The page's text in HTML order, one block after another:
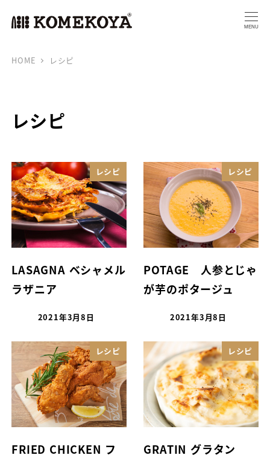
MENU
HOME レシピ
レシピ
レシピ
LASAGNA ベシャメル
ラザニア
2021年3月8日
レシピ
POTAGE 人参とじゃ
が芋のポタージュ
2021年3月8日
レシピ
FRIED CHICKEN フ
レシピ
GRATIN グラタン